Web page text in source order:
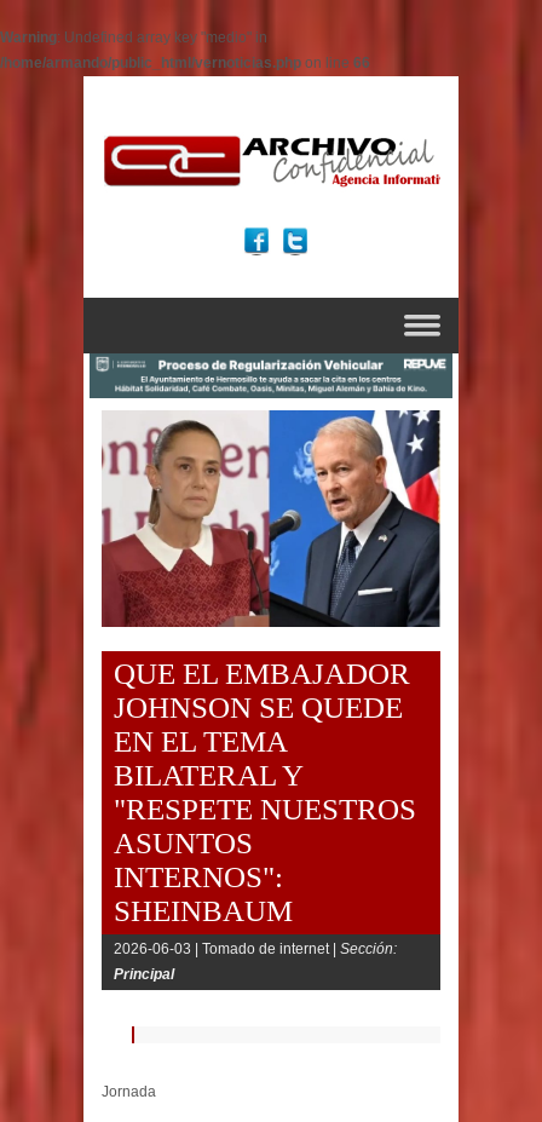
Warning: Undefined array key "medio" in
/home/armando/public_html/vernoticias.php on line 66
QUE EL EMBAJADOR
JOHNSON SE QUEDE
EN EL TEMA
BILATERAL Y
"RESPETE NUESTROS
ASUNTOS
INTERNOS":
SHEINBAUM
2026-06-03 | Tomado de internet | Sección:
Principal
Jornada